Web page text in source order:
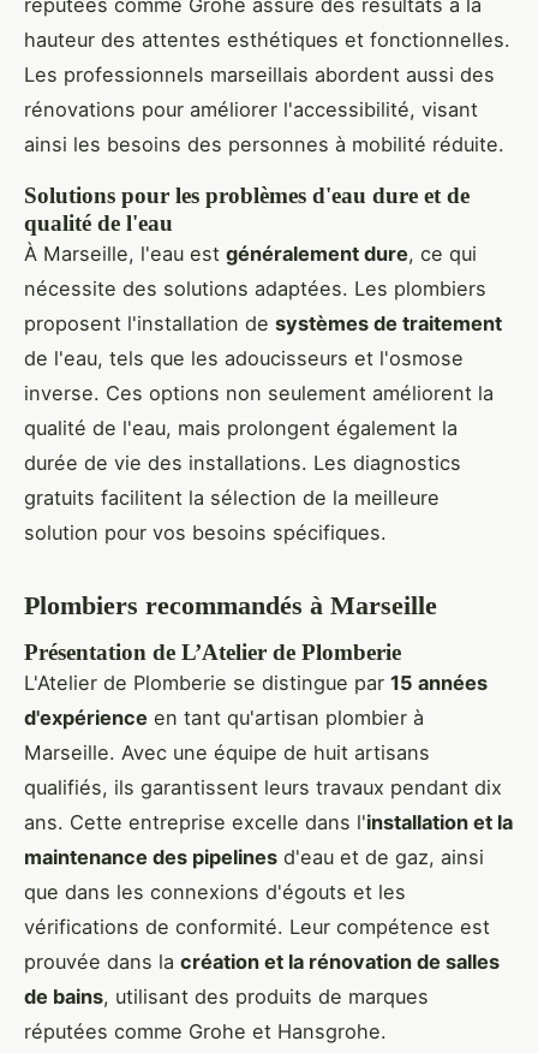
réputées comme Grohe assure des résultats à la
hauteur des attentes esthétiques et fonctionnelles.
Les professionnels marseillais abordent aussi des
rénovations pour améliorer l'accessibilité, visant
ainsi les besoins des personnes à mobilité réduite.
Solutions pour les problèmes d'eau dure et de
qualité de l'eau
À Marseille, l'eau est généralement dure, ce qui
nécessite des solutions adaptées. Les plombiers
proposent l'installation de systèmes de traitement
de l'eau, tels que les adoucisseurs et l'osmose
inverse. Ces options non seulement améliorent la
qualité de l'eau, mais prolongent également la
durée de vie des installations. Les diagnostics
gratuits facilitent la sélection de la meilleure
solution pour vos besoins spécifiques.
Plombiers recommandés à Marseille
Présentation de L’Atelier de Plomberie
L'Atelier de Plomberie se distingue par 15 années
d'expérience en tant qu'artisan plombier à
Marseille. Avec une équipe de huit artisans
qualifiés, ils garantissent leurs travaux pendant dix
ans. Cette entreprise excelle dans l'installation et la
maintenance des pipelines d'eau et de gaz, ainsi
que dans les connexions d'égouts et les
vérifications de conformité. Leur compétence est
prouvée dans la création et la rénovation de salles
de bains, utilisant des produits de marques
réputées comme Grohe et Hansgrohe.